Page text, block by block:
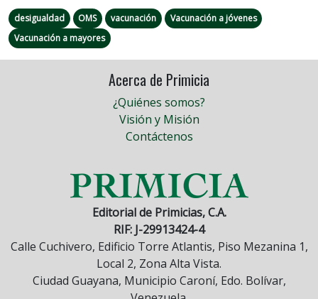
desigualdad OMS vacunación
Vacunación a jóvenes
Vacunación a mayores
Acerca de Primicia
¿Quiénes somos?
Visión y Misión
Contáctenos
Editorial de Primicias, C.A.
RIF: J-29913424-4
Calle Cuchivero, Edificio Torre Atlantis, Piso Mezanina 1,
Local 2, Zona Alta Vista.
Ciudad Guayana, Municipio Caroní, Edo. Bolívar,